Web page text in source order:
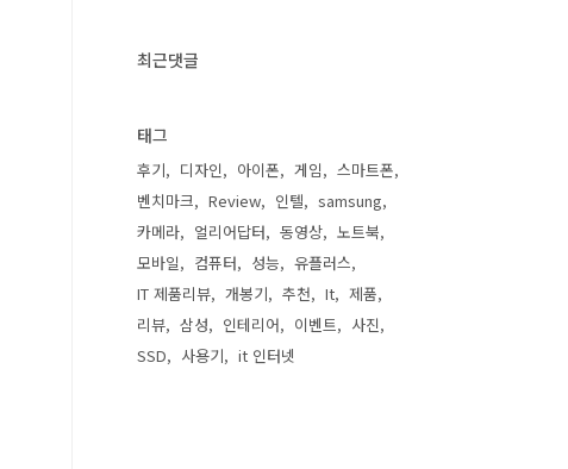
최근댓글
태그
후기 디자인 아이폰 게임
스마트폰
벤치마크
Review 인텔
samsung
카메라
얼리어답터 동영상
노트북
모바일
컴퓨터 성능
유플러스
IT 제품리뷰
개봉기 추천 It
제품
리뷰
삼성 인테리어 이벤트
사진
SSD
사용기 it 인터넷